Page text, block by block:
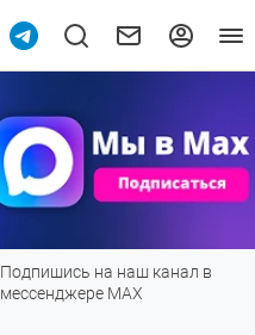
Подпишись на наш канал в
мессенджере МАХ